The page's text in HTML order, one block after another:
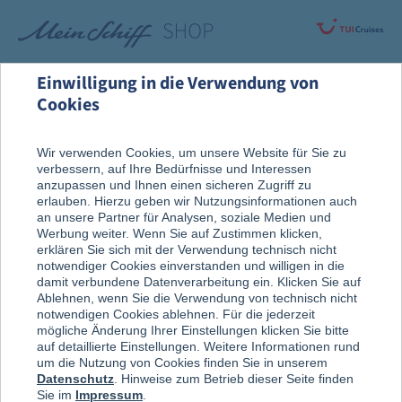
Alle Produkte
Einwilligung in die Verwendung von
Cookies
Wir verwenden Cookies, um unsere Website für Sie zu
verbessern, auf Ihre Bedürfnisse und Interessen
anzupassen und Ihnen einen sicheren Zugriff zu
erlauben. Hierzu geben wir Nutzungsinformationen auch
an unsere Partner für Analysen, soziale Medien und
Werbung weiter. Wenn Sie auf Zustimmen klicken,
erklären Sie sich mit der Verwendung technisch nicht
notwendiger Cookies einverstanden und willigen in die
damit verbundene Datenverarbeitung ein. Klicken Sie auf
Ablehnen, wenn Sie die Verwendung von technisch nicht
notwendigen Cookies ablehnen. Für die jederzeit
mögliche Änderung Ihrer Einstellungen klicken Sie bitte
auf detaillierte Einstellungen. Weitere Informationen rund
um die Nutzung von Cookies finden Sie in unserem
Datenschutz . Hinweise zum Betrieb dieser Seite finden
Sie im Impressum